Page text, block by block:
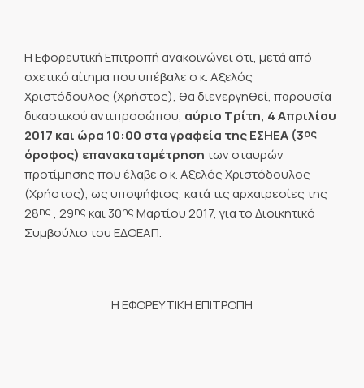
Η Εφορευτική Επιτροπή ανακοινώνει ότι, μετά από
σχετικό αίτημα που υπέβαλε ο κ. Αξελός
Χριστόδουλος (Χρήστος), θα διενεργηθεί, παρουσία
δικαστικού αντιπροσώπου, αύριο Τρίτη, 4 Απριλίου
2017 και ώρα 10:00 στα γραφεία της ΕΣΗΕΑ (3ος
όροφος) επανακαταμέτρησητων σταυρών
προτίμησης που έλαβε ο κ. Αξελός Χριστόδουλος
(Χρήστος), ως υποψήφιος, κατά τις αρχαιρεσίες της
28ης , 29ης και 30ης Μαρτίου 2017, για το Διοικητικό
Συμβούλιο του ΕΔΟΕΑΠ.
Η ΕΦΟΡΕΥΤΙΚΗ ΕΠΙΤΡΟΠΗ